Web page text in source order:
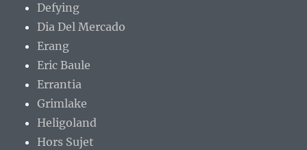
Defying
Dia Del Mercado
Erang
Eric Baule
Errantia
Grimlake
Heligoland
Hors Sujet